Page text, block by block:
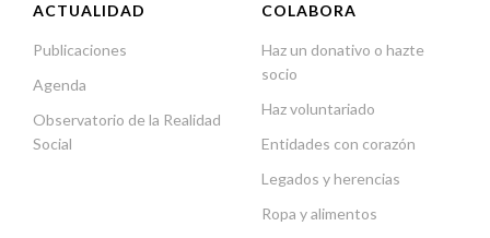
ACTUALIDAD
Publicaciones
Agenda
Observatorio de la Realidad
Social
COLABORA
Haz un donativo o hazte
socio
Haz voluntariado
Entidades con corazón
Legados y herencias
Ropa y alimentos